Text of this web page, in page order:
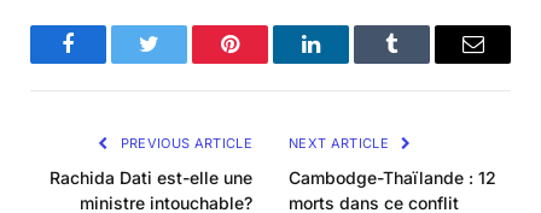
FacebookTwitter Pinterest LinkedInTumblr Email
PREVIOUS ARTICLE
Rachida Dati est-elle une
ministre intouchable?
NEXT ARTICLE
Cambodge-Thaïlande : 12
morts dans ce conflit